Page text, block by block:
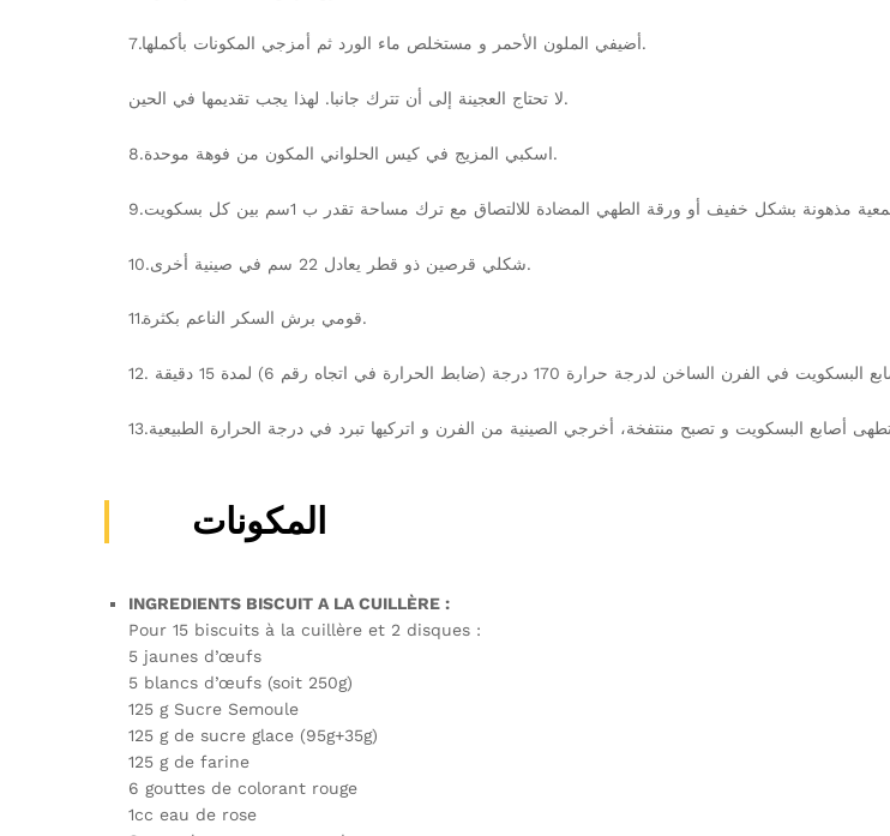
7.أضيفي الملون الأحمر و مستخلص ماء الورد ثم أمزجي المكونات بأكملها.
لا تحتاج العجينة إلى أن تترك جانبا. لهذا يجب تقديمها في الحين.
8.اسكبي المزيج في كيس الحلواني المكون من فوهة موحدة.
10.شكلي قرصين ذو قطر يعادل 22 سم في صينية أخرى.
11.قومي برش السكر الناعم بكثرة.
المكونات
INGREDIENTS BISCUIT A LA CUILLÈRE :
Pour 15 biscuits à la cuillère et 2 disques :
5 jaunes d’œufs
5 blancs d’œufs (soit 250g)
125 g Sucre Semoule
125 g de sucre glace (95g+35g)
125 g de farine
6 gouttes de colorant rouge
1cc eau de rose